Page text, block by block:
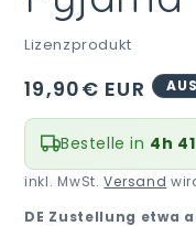
g
o
n
Lizenzprodukt
Normaler
Preis
19,90€ EUR
Bestelle in 4h
inkl. MwSt.Versand
DE Zustellung etwa